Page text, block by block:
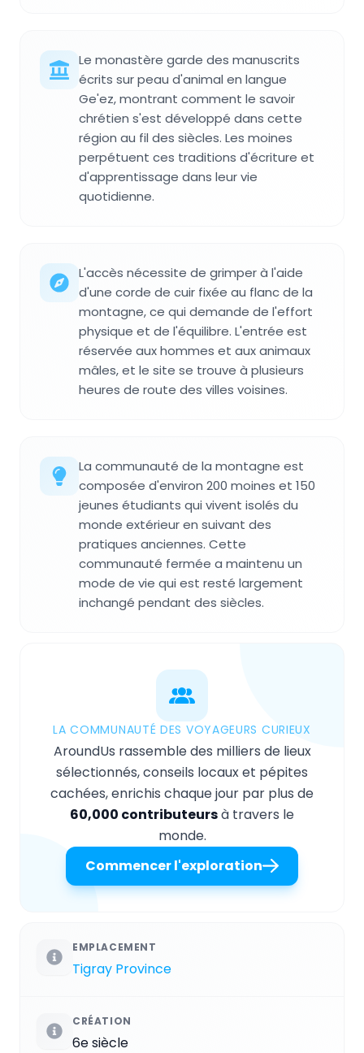
Le monastère garde des manuscrits
écrits sur peau d'animal en langue
Ge'ez, montrant comment le savoir
chrétien s'est développé dans cette
région au fil des siècles. Les moines
perpétuent ces traditions d'écriture et
d'apprentissage dans leur vie
quotidienne.
L'accès nécessite de grimper à l'aide
d'une corde de cuir fixée au flanc de la
montagne, ce qui demande de l'effort
physique et de l'équilibre. L'entrée est
réservée aux hommes et aux animaux
mâles, et le site se trouve à plusieurs
heures de route des villes voisines.
La communauté de la montagne est
composée d'environ 200 moines et 150
jeunes étudiants qui vivent isolés du
monde extérieur en suivant des
pratiques anciennes. Cette
communauté fermée a maintenu un
mode de vie qui est resté largement
inchangé pendant des siècles.
LA COMMUNAUTÉ DES VOYAGEURS CURIEUX
AroundUs rassemble des milliers de lieux
sélectionnés, conseils locaux et pépites
cachées, enrichis chaque jour par plus de
60,000 contributeursà travers le
monde.
Commencer l'exploration
EMPLACEMENT
Tigray Province
CRÉATION
6e siècle